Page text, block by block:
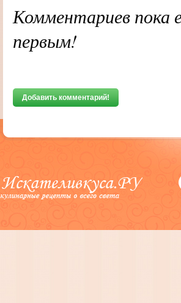
Комментариев
первым!
Добавить комментарий!